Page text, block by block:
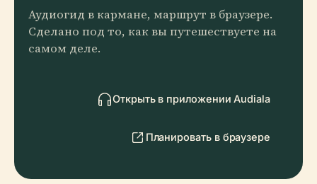
Аудиогид в кармане, маршрут в браузере.
Сделано под то, как вы путешествуете на
самом деле.
Открыть в приложении Audiala
Планировать в браузере